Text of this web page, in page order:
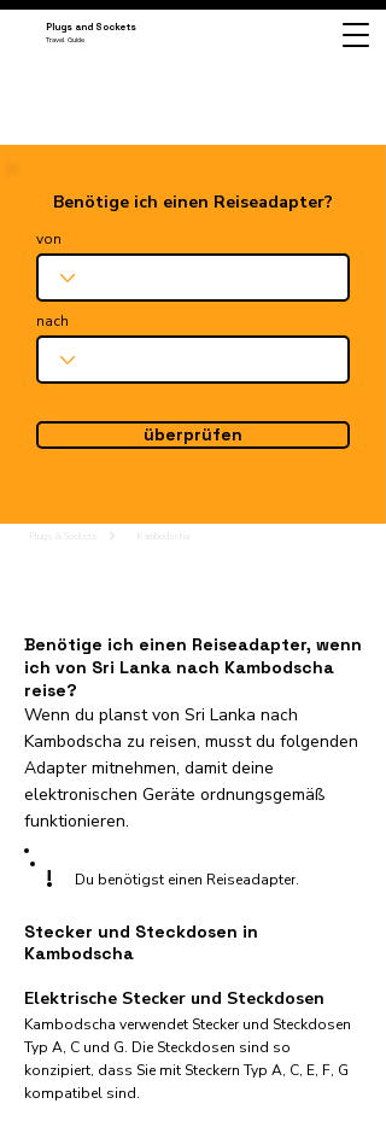
Plugs and Sockets
Travel Guide
Benötige ich einen Reiseadapter?
von
nach
überprüfen
Benötige ich einen Reiseadapter, wenn
ich von Sri Lanka nach Kambodscha
reise?
Wenn du planst von Sri Lanka nach
Kambodscha zu reisen, musst du folgenden
Adapter mitnehmen, damit deine
elektronischen Geräte ordnungsgemäß
funktionieren.
! Du benötigst einen Reiseadapter.
Stecker und Steckdosen in
Kambodscha
Elektrische Stecker und Steckdosen
Kambodscha verwendet Stecker und Steckdosen
Typ A, C und G. Die Steckdosen sind so
konzipiert, dass Sie mit Steckern Typ A, C, E, F, G
kompatibel sind.